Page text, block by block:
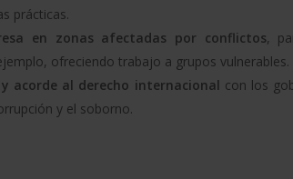
prácticas.
en zonas afectadas por conflictos,
ofreciendo trabajo a grupos vulnerables.
acorde al derecho internacional con los
y el soborno.